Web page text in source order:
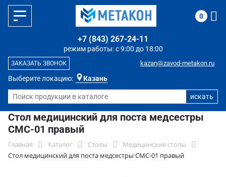
Выберите локацию: Казань
режим работы: с 9:00 до 18:00
+7 (843) 267-24-11
kazan@zavod-metakon.ru
ЗАКАЗАТЬ ЗВОНОК
0
Стол медицинский для поста медсестры
СМС-01 правый
Главная Каталог Столы
Медицинские столы
Стол медицинский для поста медсестры СМС-01 правый